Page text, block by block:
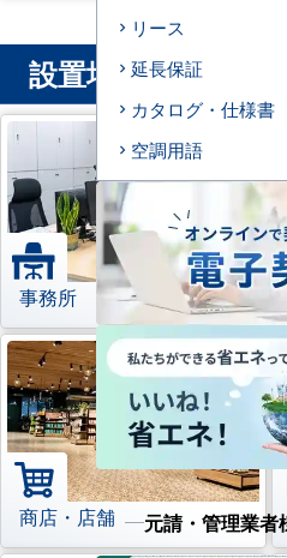
設置場所 から業
事務所
商店・店舗
リース
延長保証
カタログ・仕様書
空調用語
元請・管理業者